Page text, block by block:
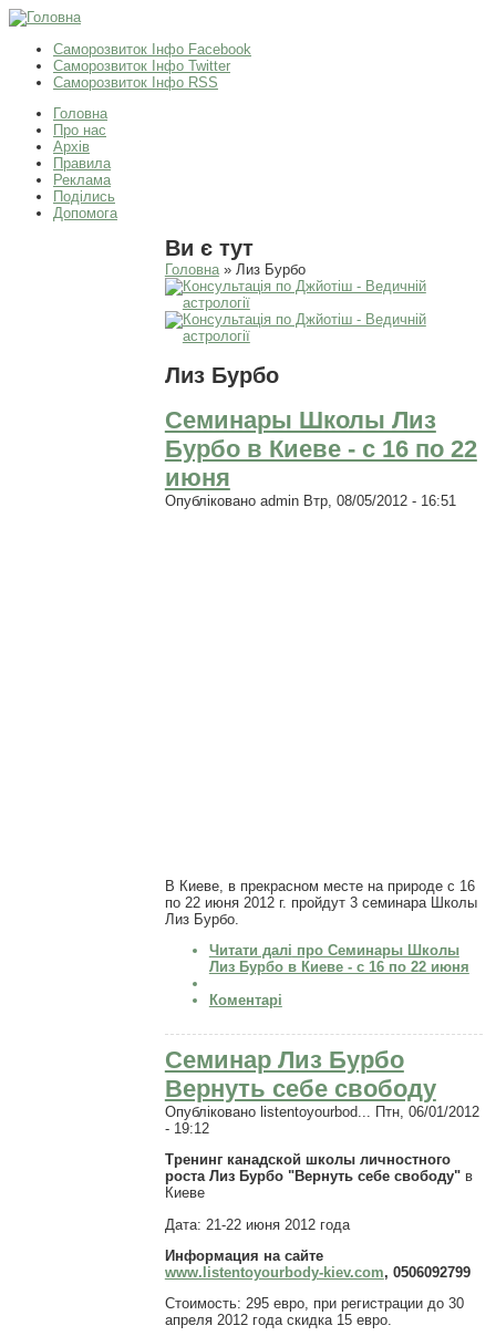
Саморозвиток Інфо Facebook
Саморозвиток Інфо Twitter
Саморозвиток Інфо RSS
Головна
Про нас
Архів
Правила
Реклама
Поділись
Допомога
Ви є тут
Головна» Лиз Бурбо
Лиз Бурбо
Семинары Школы Лиз
Бурбо в Киеве - с 16 по 22
июня
Опубліковано adminВтр, 08/05/2012 - 16:51
В Киеве, в прекрасном месте на природе с 16
по 22 июня 2012 г. пройдут 3 семинара Школы
Лиз Бурбо.
Читати далі про Семинары Школы
Лиз Бурбо в Киеве - с 16 по 22 июня
Коментарі
Семинар Лиз Бурбо
Вернуть себе свободу
Опубліковано listentoyourbod... Птн, 06/01/2012
- 19:12
Тренинг канадской школы личностного
роста Лиз Бурбо "Вернуть себе свободу"в
Киеве
Дата: 21-22 июня 2012 года
Информация на сайте
www.listentoyourbody-kiev.com, 0506092799
Стоимость: 295 евро, при регистрации до 30
апреля 2012 года скидка 15 евро.